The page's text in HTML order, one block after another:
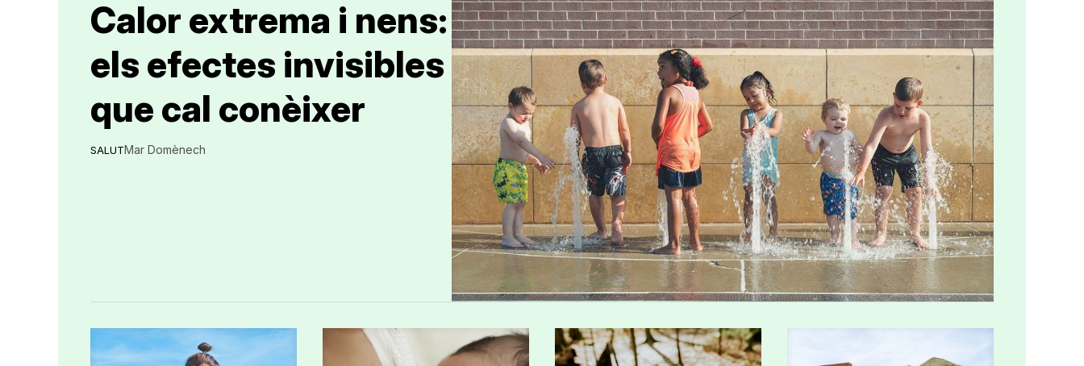
SALUT
Calor extrema i nens:
els efectes invisibles
que cal conèixer
Mar Domènech